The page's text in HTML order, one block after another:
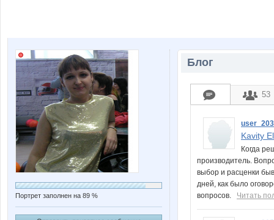
Портрет заполнен на 89 %
Блог
53
Kavity
Когда
производитель.
выбор и расценки
дней, как было
вопросов. Читать